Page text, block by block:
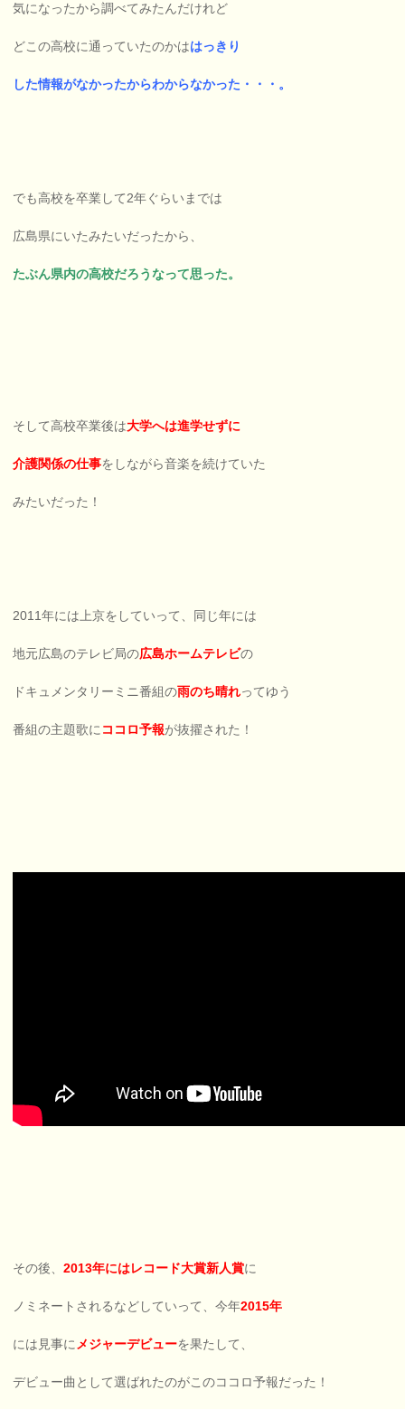
気になったから調べてみたんだけれど
どこの高校に通っていたのかははっきり
した情報がなかったからわからなかった・・・。
でも高校を卒業して2年ぐらいまでは
広島県にいたみたいだったから、
たぶん県内の高校だろうなって思った。
そして高校卒業後は大学へは進学せずに
介護関係の仕事をしながら音楽を続けていた
みたいだった！
2011年には上京をしていって、同じ年には
地元広島のテレビ局の広島ホームテレビの
ドキュメンタリーミニ番組の雨のち晴れってゆう
番組の主題歌にココロ予報が抜擢された！
その後、2013年にはレコード大賞新人賞に
ノミネートされるなどしていって、今年2015年
には見事にメジャーデビューを果たして、
デビュー曲として選ばれたのがこのココロ予報だった！